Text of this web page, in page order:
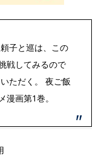
子と巡は、この
戦してみるので
ただく。 夜ご飯
画第1巻。